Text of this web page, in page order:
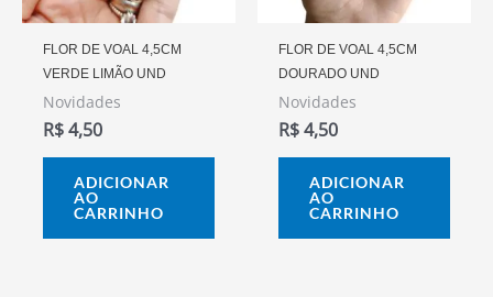
FLOR DE VOAL 4,5CM
VERDE LIMÃO UND
Novidades
R$4,50
ADICIONAR
AO
CARRINHO
FLOR DE VOAL 4,5CM
DOURADO UND
Novidades
R$4,50
ADICIONAR
AO
CARRINHO